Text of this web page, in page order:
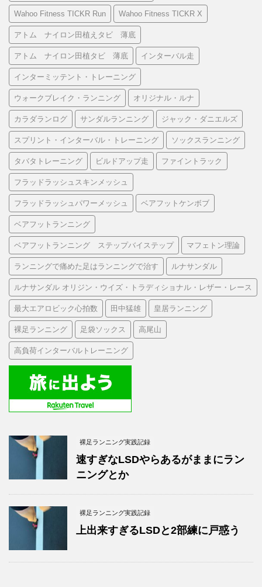
Wahoo Fitness TICKR Run Wahoo Fitness TICKR X
アトム ナイロン田植えタビ 薄底
アトム ナイロン田植タビ 薄底 インターバル走
インターミッテント・トレーニング
ウォークブレイク・ランニング オリジナル・ルナ
カラダランログ サンダルランニング ジャック・ダニエルズ
スプリント・インターバル・トレーニング ソックスランニング
タバタトレーニング ビルドアップ走 ファイントラック
フラッドラッシュスキンメッシュ
フラッドラッシュパワーメッシュ ベアフットケンボブ
ベアフットランニング
ベアフットランニング ステップバイステップ マフェトン理論
ランニングで痛めた足はランニングで治す ルナサンダル
ルナサンダル オリジン・ウイズ・トラディショナル・レザー・レース
最大エアロビック心拍数 田中猛雄 皇居ランニング
裸足ランニング 足袋ソックス 高尾山
高負荷インターバルトレーニング
裸足ランニング実践記録
速すぎなLSDやらあるがままにラン
ニングとか
裸足ランニング実践記録
上出来すぎるLSDと2部練に戸惑う